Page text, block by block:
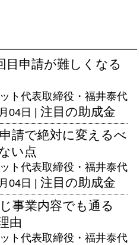
目申請が難しくなる
ト代表取締役・福井泰代
04日 | 注目の助成金
請で絶対に変えるべ
い点
ト代表取締役・福井泰代
04日 | 注目の助成金
事業内容でも通る
由
ト代表取締役・福井泰代